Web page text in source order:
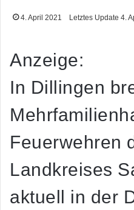
4. April 2021 Letztes Update 4.
Anzeige:
In Dillingen
Feuerwehren
Landkreises
aktuell in der